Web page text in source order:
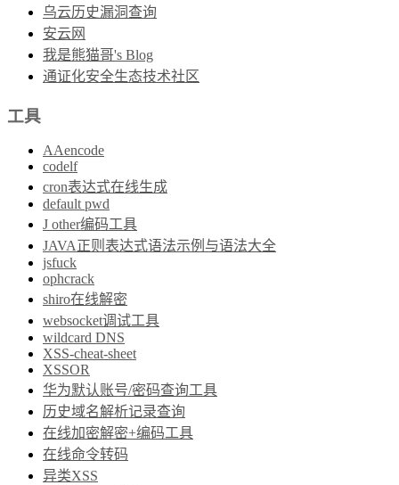
乌云历史漏洞查询
安云网
我是熊猫哥's Blog
通证化安全生态技术社区
工具
AAencode
codelf
cron表达式在线生成
default pwd
J other编码工具
JAVA正则表达式语法示例与语法大全
jsfuck
ophcrack
shiro在线解密
websocket调试工具
wildcard DNS
XSS-cheat-sheet
XSSOR
华为默认账号/密码查询工具
历史域名解析记录查询
在线加密解密+编码工具
在线命令转码
异类XSS